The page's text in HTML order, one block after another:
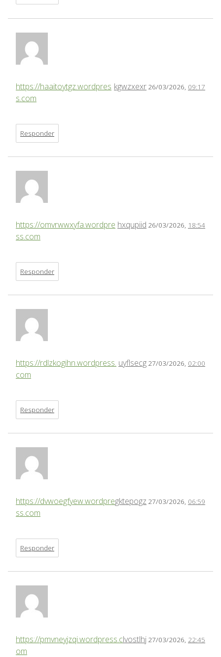
kgwzxexr 26/03/2026, 09:17
https://haaitoytgz.wordpres
s.com
Responder
hxqupiid 26/03/2026, 18:54
https://omvrwwxyfa.wordpre
ss.com
Responder
uyflsecg 27/03/2026, 02:00
https://rdlzkogihn.wordpress.
com
Responder
gktepogz 27/03/2026, 06:59
https://dvwoegfyew.wordpre
ss.com
Responder
lvostlhj 27/03/2026, 22:45
https://pmvneyjzqi.wordpress.c
om